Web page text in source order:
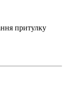
притулку